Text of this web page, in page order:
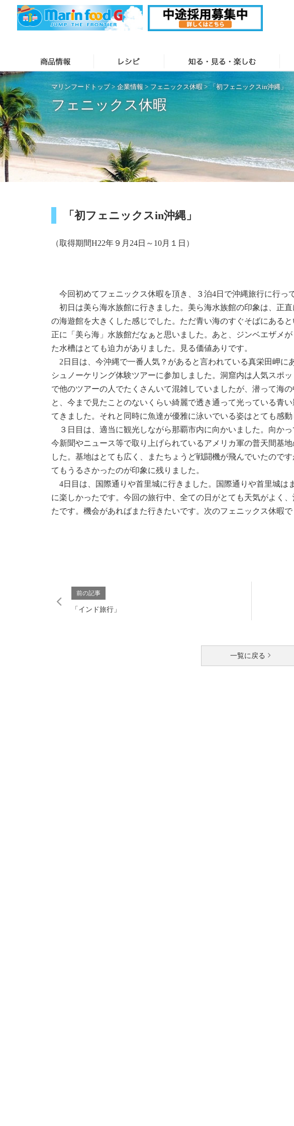
マリンフードトップ> 企業情報 > フェニックス休暇 > 「初フェニックスin沖縄」
フェニックス休暇
「初フェニックスin沖縄」
（取得期間H22年９月24日～10月１日）
今回初めてフェニックス休暇を頂き、３泊4日で沖縄旅行に行っ
初日は美ら海水族館に行きました。美ら海水族館の印象は、正直
の海遊館を大きくした感じでした。ただ青い海のすぐそばにあると
正に「美ら海」水族館だなぁと思いました。あと、ジンベエザメ
た水槽はとても迫力がありました。見る価値ありです。
2日目は、今沖縄で一番人気？があると言われている真栄田岬に
シュノーケリング体験ツアーに参加しました。洞窟内は人気スポッ
で他のツアーの人でたくさんいて混雑していましたが、潜って海
と、今まで見たことのないくらい綺麗で透き通って光っている青
てきました。それと同時に魚達が優雅に泳いでいる姿はとても感動
３日目は、適当に観光しながら那覇市内に向かいました。向か
今新聞やニュース等で取り上げられているアメリカ軍の普天間基地
した。基地はとても広く、またちょうど戦闘機が飛んでいたのです
てもうるさかったのが印象に残りました。
4日目は、国際通りや首里城に行きました。国際通りや首里城は
に楽しかったです。今回の旅行中、全ての日がとても天気がよく
たです。機会があればまた行きたいです。次のフェニックス休暇で
前の記事
「インド旅行」
一覧に戻る